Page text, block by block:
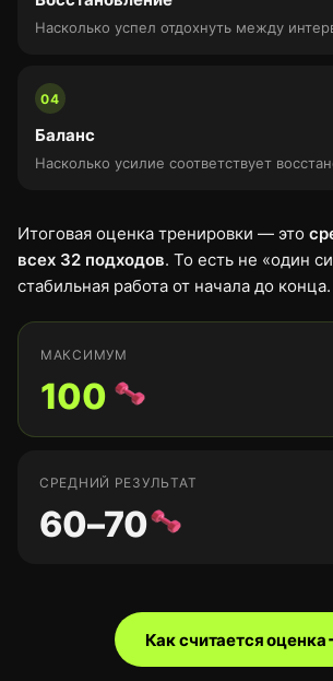
Насколько успел отдохнуть между
04
Баланс
Насколько усилие соответствует
Итоговая оценка тренировки — это
всех 32 подходов. То есть не «один
стабильная работа от начала до конца.
МАКСИМУМ
100
СРЕДНИЙ РЕЗУЛЬТАТ
60–70
Как считается оценка